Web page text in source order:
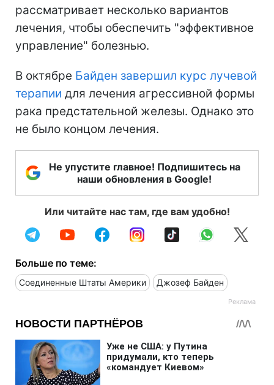
рассматривает несколько вариантов
лечения, чтобы обеспечить "эффективное
управление" болезнью.
В октябре Байден завершил курс лучевой
терапии для лечения агрессивной формы
рака предстательной железы. Однако это
не было концом лечения.
Не упустите главное! Подпишитесь на
наши обновления в Google!
Или читайте нас там, где вам удобно!
Больше по теме:
Соединенные Штаты Америки Джозеф Байден